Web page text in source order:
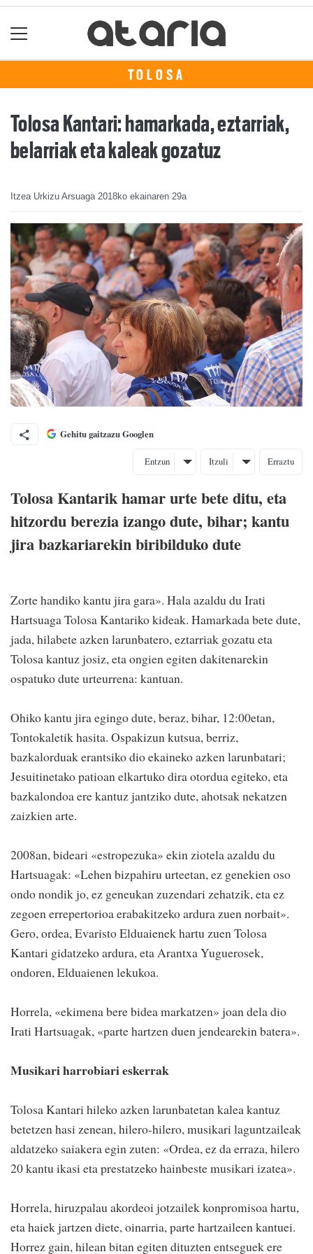
TOLOSA
Tolosa Kantari: hamarkada, eztarriak,
belarriak eta kaleak gozatuz
Itzea Urkizu Arsuaga 2018ko ekainaren 29a
Gehitu gaitzazu Googlen
Entzun Itzuli Erraztu
Tolosa Kantarik hamar urte bete ditu, eta
hitzordu berezia izango dute, bihar; kantu
jira bazkariarekin biribilduko dute
Zorte handiko kantu jira gara». Hala azaldu du Irati
Hartsuaga Tolosa Kantariko kideak. Hamarkada bete dute,
jada, hilabete azken larunbatero, eztarriak gozatu eta
Tolosa kantuz josiz, eta ongien egiten dakitenarekin
ospatuko dute urteurrena: kantuan.
Ohiko kantu jira egingo dute, beraz, bihar, 12:00etan,
Tontokaletik hasita. Ospakizun kutsua, berriz,
bazkalorduak erantsiko dio ekaineko azken larunbatari;
Jesuitinetako patioan elkartuko dira otordua egiteko, eta
bazkalondoa ere kantuz jantziko dute, ahotsak nekatzen
zaizkien arte.
2008an, bideari «estropezuka» ekin ziotela azaldu du
Hartsuagak: «Lehen bizpahiru urteetan, ez genekien oso
ondo nondik jo, ez geneukan zuzendari zehatzik, eta ez
zegoen errepertorioa erabakitzeko ardura zuen norbait».
Gero, ordea, Evaristo Elduaienek hartu zuen Tolosa
Kantari gidatzeko ardura, eta Arantxa Yuguerosek,
ondoren, Elduaienen lekukoa.
Horrela, «ekimena bere bidea markatzen» joan dela dio
Irati Hartsuagak, «parte hartzen duen jendearekin batera».
Musikari harrobiari eskerrak
Tolosa Kantari hileko azken larunbatetan kalea kantuz
betetzen hasi zenean, hilero-hilero, musikari laguntzaileak
aldatzeko saiakera egin zuten: «Ordea, ez da erraza, hilero
20 kantu ikasi eta prestatzeko hainbeste musikari izatea».
Horrela, hiruzpalau akordeoi jotzailek konpromisoa hartu,
eta haiek jartzen diete, oinarria, parte hartzaileen kantuei.
Horrez gain, hilean bitan egiten dituzten entseguek ere